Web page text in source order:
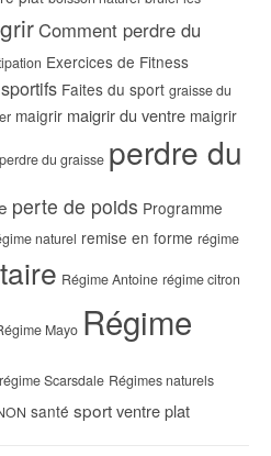
Comment perdre du
Exercices de Fitness
Faites du sport graisse du
maigrir maigrir du ventre maigrir
perdre du graisse perdre du
perte de poids Programme
naturel remise en forme régime
Régime Antoine régime citron
Mayo Régime
régime Scarsdale Régimes naturels
santé sportventre plat